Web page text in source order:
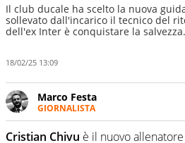
Il club ducale ha scelto la nuova
sollevato dall'incarico il tecnico del
dell'ex Inter è conquistare la salvezza.
18/02/25 13:09
Marco Festa
GIORNALISTA
Frequentatore di stadi ed
agganciare e far domande a
Cristian Chivu è il nuovo